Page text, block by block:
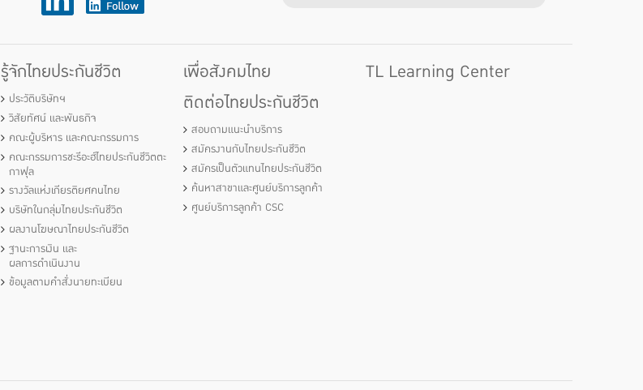
รู้จักไทยประกันชีวิต
ประวัติบริษัทฯ
วิสัยทัศน์ และพันธกิจ
คณะผู้บริหาร และคณะกรรมการ
คณะกรรมการชะรีอะฮ์ไทยประกันชีวิตตะ
กาฟุล
รางวัลแห่งเกียรติยศคนไทย
บริษัทในกลุ่มไทยประกันชีวิต
ผลงานโฆษณาไทยประกันชีวิต
ฐานะการเงิน และ
ผลการดำเนินงาน
ข้อมูลตามคำสั่งนายทะเบียน
เพื่อสังคมไทย
ติดต่อไทยประกันชีวิต
สอบถามแนะนำบริการ
สมัครงานกับไทยประกันชีวิต
สมัครเป็นตัวแทนไทยประกันชีวิต
ค้นหาสาขาและศูนย์บริการลูกค้า
ศูนย์บริการลูกค้า CSC
TL Learning Center